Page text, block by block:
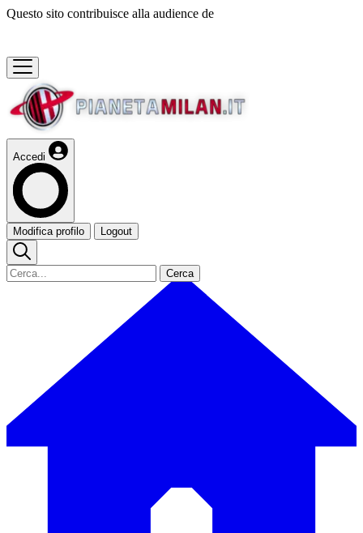
Questo sito contribuisce alla audience de
Accedi
Modifica profilo Logout
Cerca